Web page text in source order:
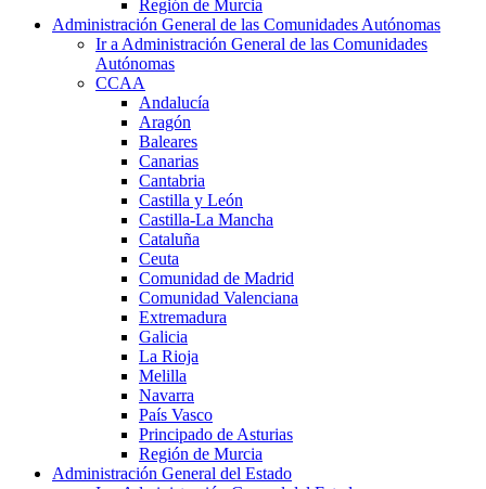
Región de Murcia
Administración General de las Comunidades Autónomas
Ir a Administración General de las Comunidades
Autónomas
CCAA
Andalucía
Aragón
Baleares
Canarias
Cantabria
Castilla y León
Castilla-La Mancha
Cataluña
Ceuta
Comunidad de Madrid
Comunidad Valenciana
Extremadura
Galicia
La Rioja
Melilla
Navarra
País Vasco
Principado de Asturias
Región de Murcia
Administración General del Estado